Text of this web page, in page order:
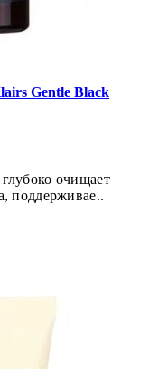
Gentle Black
очищает
поддерживае..